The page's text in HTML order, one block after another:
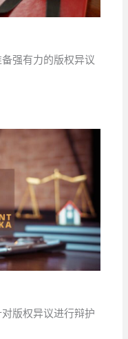
强有力的版权异议
版权异议进行辩护